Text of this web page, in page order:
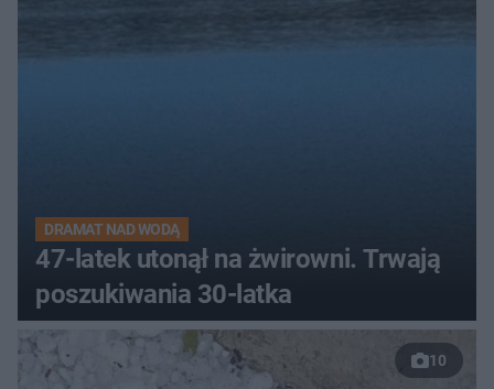
DRAMAT NAD WODĄ
47-latek utonął na żwirowni. Trwają
poszukiwania 30-latka
10